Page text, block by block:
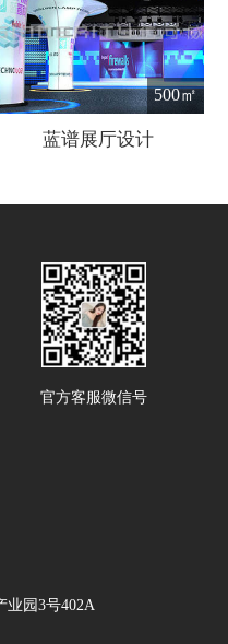
500㎡
蓝谱展厅设计
官方客服微信号
业园3号402A